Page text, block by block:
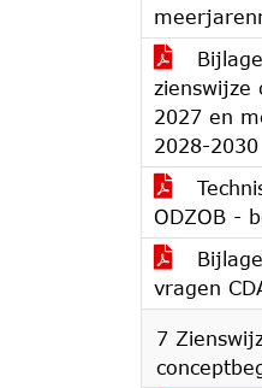
zienswijze
2027 en
2028-2030
ODZOB -
vragen
7